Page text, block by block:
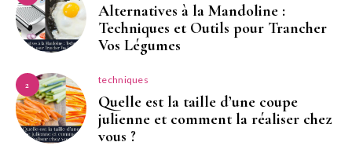
Alternatives à la Mandoline :
Techniques et Outils pour Trancher
Vos Légumes
2 techniques
Quelle est la taille d’une coupe
julienne et comment la réaliser chez
vous ?